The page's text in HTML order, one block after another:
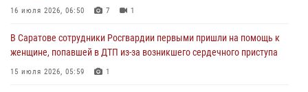
женщине, попавшей в ДТП из-за возникшего сердечного приступа
В Саратове продолжается масштабная ведомственная акция
"Каникулы с Росгвардией"
16 июля 2026, 06:50 7 1
В Саратове сотрудники Росгвардии первыми пришли на помощь к
женщине, попавшей в ДТП из-за возникшего сердечного приступа
15 июля 2026, 05:59 1